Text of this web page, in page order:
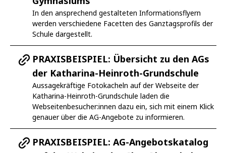
In den ansprechend gestalteten Informationsflyern
werden verschiedene Facetten des Ganztagsprofils der
Schule dargestellt.
PRAXISBEISPIEL: Übersicht zu den AGs
der Katharina-Heinroth-Grundschule
Aussagekräftige Fotokacheln auf der Webseite der
Katharina-Heinroth-Grundschule laden die
Webseitenbesucher:innen dazu ein, sich mit einem Klick
genauer über die AG-Angebote zu informieren.
PRAXISBEISPIEL: AG-Angebotskatalog